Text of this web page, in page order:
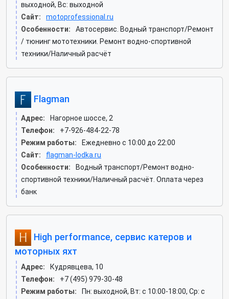
выходной, Вс: выходной
Сайт:
motoprofessional.ru
Особенности:
Автосервис. Водный транспорт/Ремонт
/ тюнинг мототехники. Ремонт водно-спортивной
техники/Наличный расчёт
Flagman
Адрес:
Нагорное шоссе, 2
Телефон:
+7-926-484-22-78
Режим работы:
Ежедневно с 10:00 до 22:00
Сайт:
flagman-lodka.ru
Особенности:
Водный транспорт/Ремонт водно-
спортивной техники/Наличный расчёт. Оплата через
банк
High performance, сервис катеров и
моторных яхт
Адрес:
Кудрявцева, 10
Телефон:
+7 (495) 979-30-48
Режим работы:
Пн: выходной, Вт: c 10:00-18:00, Ср: c